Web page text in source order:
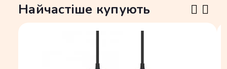
Найчастіше купують